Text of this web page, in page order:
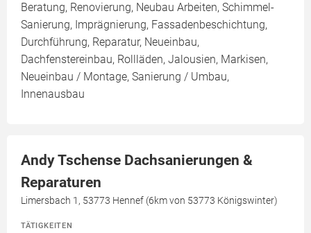
Beratung, Renovierung, Neubau Arbeiten, Schimmel-
Sanierung, Imprägnierung, Fassadenbeschichtung,
Durchführung, Reparatur, Neueinbau,
Dachfenstereinbau, Rollläden, Jalousien, Markisen,
Neueinbau / Montage, Sanierung / Umbau,
Innenausbau
Andy Tschense Dachsanierungen &
Reparaturen
Limersbach 1, 53773 Hennef (6km von 53773 Königswinter)
TÄTIGKEITEN